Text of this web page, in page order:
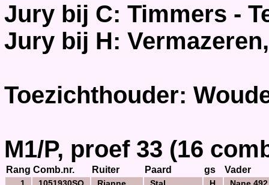
Jury bij C: Timmers -
Jury bij H:
Toezichthouder:
M1/P, proef 33 (16
Rang Comb.nr. Ruiter Paard gs Vader